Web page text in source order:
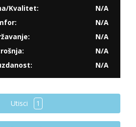
Kvalitet:
N/A
N/A
N/A
N/A
N/A
Utisci 1